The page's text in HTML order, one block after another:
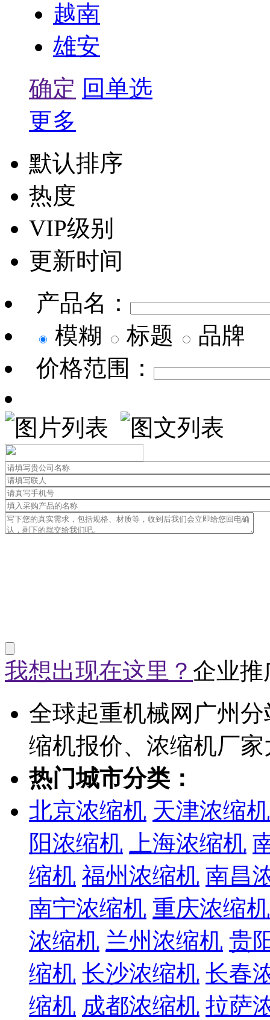
越南
雄安
确定 回单选
更多
默认排序
热度
VIP级别
更新时间
产品名：
模糊
标题
品牌
价格范围：
我想出现在这里？ 企业推
全球起重机械网广州
缩机报价、浓缩机厂
热门城市分类：
北京浓缩机 天津浓缩机
阳浓缩机
上海浓缩机
缩机 福州浓缩机 南昌
南宁浓缩机 重庆浓缩机
浓缩机 兰州浓缩机 贵
缩机 长沙浓缩机 长春
缩机 成都浓缩机 拉萨